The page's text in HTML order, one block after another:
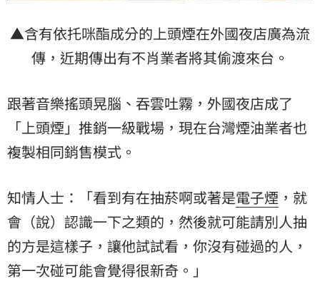
▲含有依托咪酯成分的上頭煙在外國夜店廣為流
傳，近期傳出有不肖業者將其偷渡來台。
跟著音樂搖頭晃腦、吞雲吐霧，外國夜店成了
「上頭煙」推銷一級戰場，現在台灣煙油業者也
複製相同銷售模式。
知情人士：「看到有在抽菸啊或著是電子煙 ，就
會（說）認識一下之類的，然後就可能請別人抽
的方是這樣子，讓他試試看，你沒有碰過的人，
第一次碰可能會覺得很新奇。」